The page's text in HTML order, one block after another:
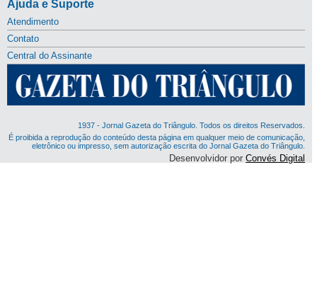
Ajuda e Suporte
Atendimento
Contato
Central do Assinante
1937 - Jornal Gazeta do Triângulo. Todos os direitos Reservados.
É proibida a reprodução do conteúdo desta página em qualquer meio de comunicação,
eletrônico ou impresso, sem autorização escrita do Jornal Gazeta do Triângulo.
Desenvolvidor porConvés Digital